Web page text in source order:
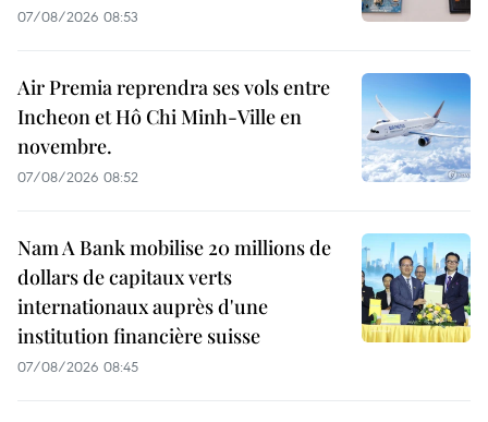
07/08/2026 08:53
Air Premia reprendra ses vols entre
Incheon et Hô Chi Minh-Ville en
novembre.
07/08/2026 08:52
Nam A Bank mobilise 20 millions de
dollars de capitaux verts
internationaux auprès d'une
institution financière suisse
07/08/2026 08:45